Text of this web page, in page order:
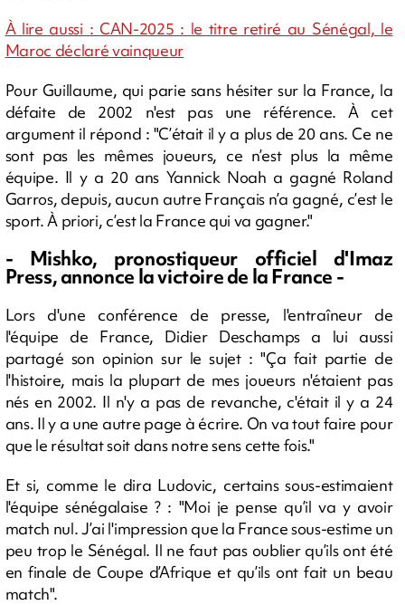
À lire aussi : CAN-2025 : le titre retiré au Sénégal, le
Maroc déclaré vainqueur
Pour Guillaume, qui parie sans hésiter sur la France, la
défaite de 2002 n'est pas une référence. À cet
argument il répond : "C’était il y a plus de 20 ans. Ce ne
sont pas les mêmes joueurs, ce n’est plus la même
équipe. Il y a 20 ans Yannick Noah a gagné Roland
Garros, depuis, aucun autre Français n’a gagné, c’est le
sport. À priori, c’est la France qui va gagner."
- Mishko, pronostiqueur officiel d'Imaz
Press, annonce la victoire de la France -
Lors d'une conférence de presse, l'entraîneur de
l'équipe de France, Didier Deschamps a lui aussi
partagé son opinion sur le sujet : "Ça fait partie de
l'histoire, mais la plupart de mes joueurs n'étaient pas
nés en 2002. Il n'y a pas de revanche, c'était il y a 24
ans. Il y a une autre page à écrire. On va tout faire pour
que le résultat soit dans notre sens cette fois."
Et si, comme le dira Ludovic, certains sous-estimaient
l'équipe sénégalaise ? : "Moi je pense qu’il va y avoir
match nul. J’ai l'impression que la France sous-estime un
peu trop le Sénégal. Il ne faut pas oublier qu’ils ont été
en finale de Coupe d’Afrique et qu’ils ont fait un beau
match".